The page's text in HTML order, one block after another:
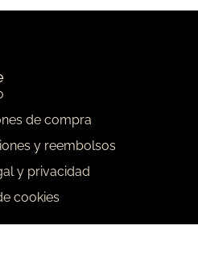
de compra
y reembolsos
y privacidad
cookies